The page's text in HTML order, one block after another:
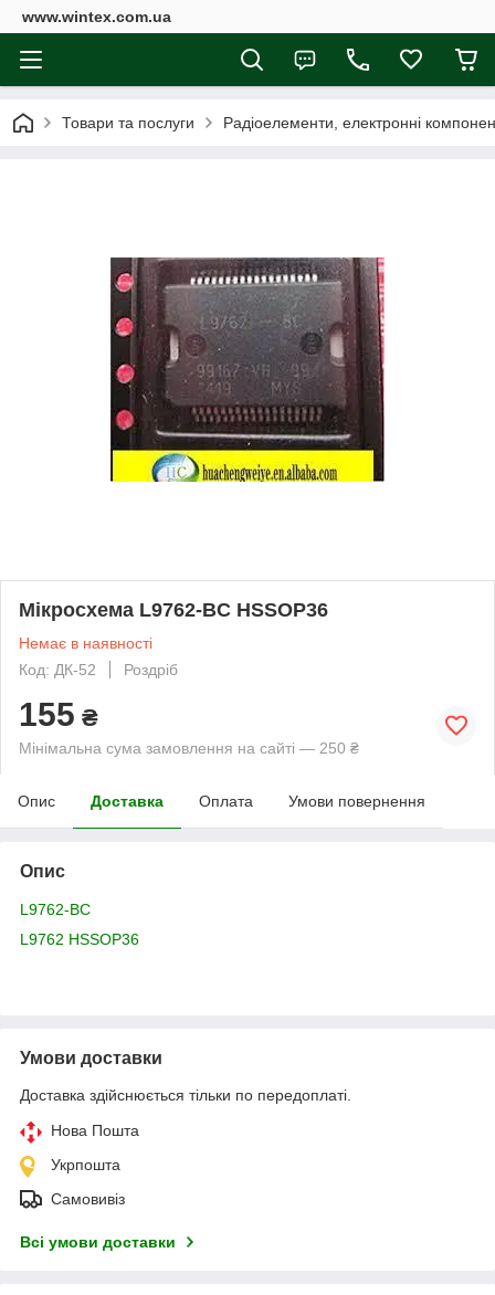
www.wintex.com.ua
Товари та послуги Радіоелементи, електронні
Мікросхема L9762-BC HSSOP36
Немає в наявності
Код: ДК-52
Роздріб
155 ₴
Мінімальна сума замовлення на сайті — 250 ₴
Опис Доставка Оплата Умови повернення
Опис
L9762-BC
L9762 HSSOP36
Умови доставки
Доставка здійснюється тільки по передоплаті.
Нова Пошта
Укрпошта
Самовивіз
Всі умови доставки